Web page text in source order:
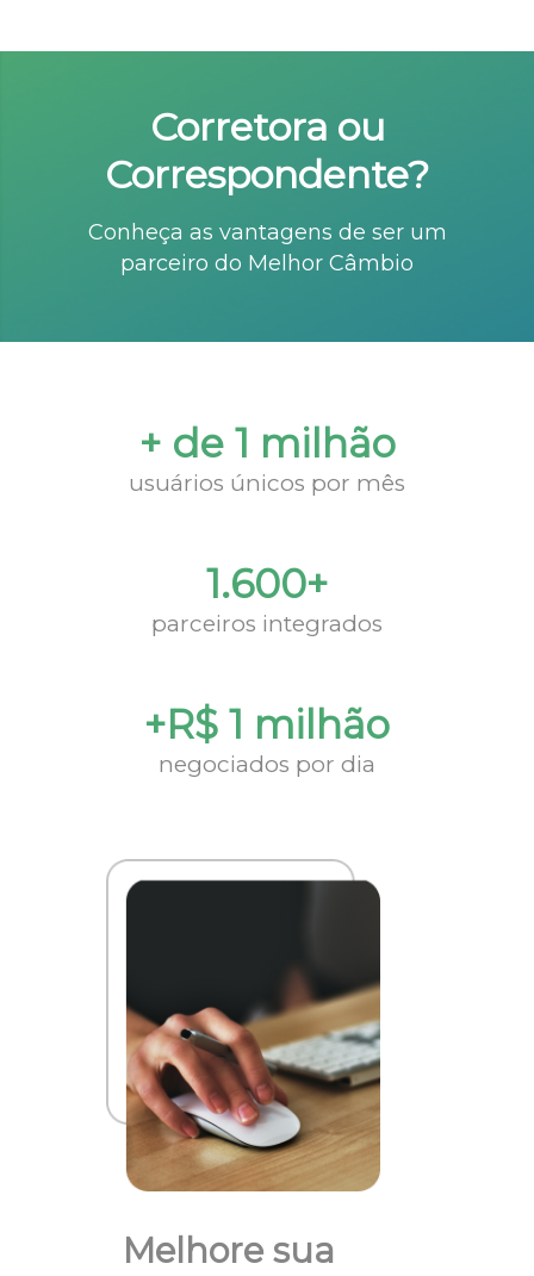
Corretora ou
Correspondente?
Conheça as vantagens de ser um
parceiro do Melhor Câmbio
+ de 1 milhão
usuários únicos por mês
1.600+
parceiros integrados
+R$ 1 milhão
negociados por dia
Melhore sua